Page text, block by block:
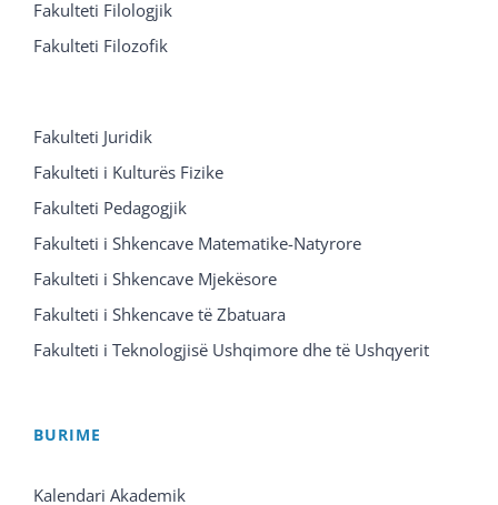
Fakulteti Filologjik
Fakulteti Filozofik
Fakulteti Juridik
Fakulteti i Kulturës Fizike
Fakulteti Pedagogjik
Fakulteti i Shkencave Matematike-Natyrore
Fakulteti i Shkencave Mjekësore
Fakulteti i Shkencave të Zbatuara
Fakulteti i Teknologjisë Ushqimore dhe të Ushqyerit
BURIME
Kalendari Akademik